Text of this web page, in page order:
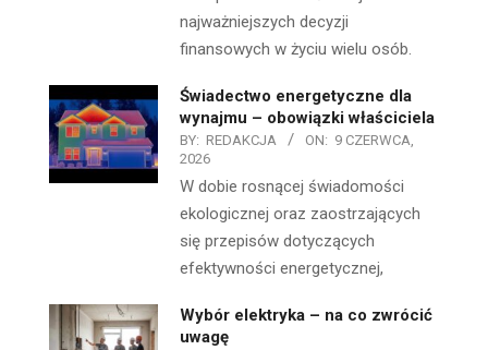
najważniejszych decyzji
finansowych w życiu wielu osób.
Świadectwo energetyczne dla
wynajmu – obowiązki właściciela
BY: REDAKCJA ON: 9 CZERWCA,
2026
W dobie rosnącej świadomości
ekologicznej oraz zaostrzających
się przepisów dotyczących
efektywności energetycznej,
Wybór elektryka – na co zwrócić
uwagę